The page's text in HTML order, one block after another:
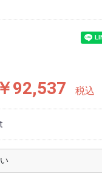
92,537 税込